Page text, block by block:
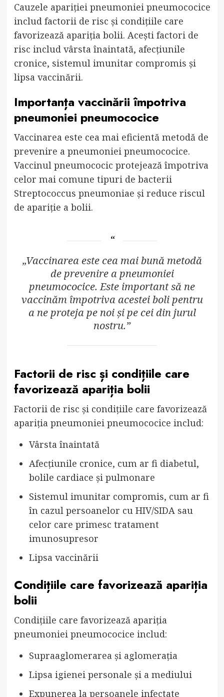
Cauzele apariției pneumoniei pneumococice
includ factorii de risc și condițiile care
favorizează apariția bolii. Acești factori de
risc includ vârsta înaintată, afecțiunile
cronice, sistemul imunitar compromis și
lipsa vaccinării.
Importanța vaccinării împotriva
pneumoniei pneumococice
Vaccinarea este cea mai eficientă metodă de
prevenire a pneumoniei pneumococice.
Vaccinul pneumococic protejează împotriva
celor mai comune tipuri de bacterii
Streptococcus pneumoniae și reduce riscul
de apariție a bolii.
„Vaccinarea este cea mai bună metodă
de prevenire a pneumoniei
pneumococice. Este important să ne
vaccinăm împotriva acestei boli pentru
a ne proteja pe noi și pe cei din jurul
nostru.”
Factorii de risc și condițiile care
favorizează apariția bolii
Factorii de risc și condițiile care favorizează
apariția pneumoniei pneumococice includ:
Vârsta înaintată
Afecțiunile cronice, cum ar fi diabetul,
bolile cardiace și pulmonare
Sistemul imunitar compromis, cum ar fi
în cazul persoanelor cu HIV/SIDA sau
celor care primesc tratament
imunosupresor
Lipsa vaccinării
Condițiile care favorizează apariția
bolii
Condițiile care favorizează apariția
pneumoniei pneumococice includ:
Supraaglomerarea și aglomerația
Lipsa igienei personale și a mediului
Expunerea la persoanele infectate